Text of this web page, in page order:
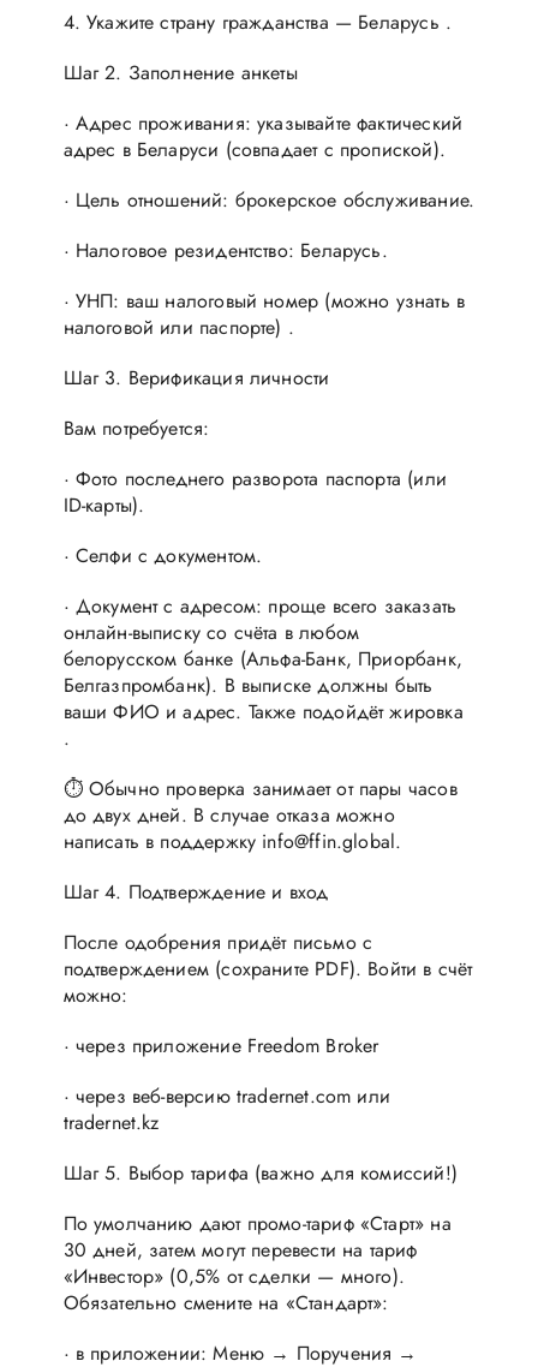
4. Укажите страну гражданства — Беларусь .
Шаг 2. Заполнение анкеты
· Адрес проживания: указывайте фактический
адрес в Беларуси (совпадает с пропиской).
· Цель отношений: брокерское обслуживание.
· Налоговое резидентство: Беларусь.
· УНП: ваш налоговый номер (можно узнать в
налоговой или паспорте) .
Шаг 3. Верификация личности
Вам потребуется:
· Фото последнего разворота паспорта (или
ID-карты).
· Селфи с документом.
· Документ с адресом: проще всего заказать
онлайн-выписку со счёта в любом
белорусском банке (Альфа-Банк, Приорбанк,
Белгазпромбанк). В выписке должны быть
ваши ФИО и адрес. Также подойдёт жировка
.
⏱ Обычно проверка занимает от пары часов
до двух дней. В случае отказа можно
написать в поддержку info@ffin.global.
Шаг 4. Подтверждение и вход
После одобрения придёт письмо с
подтверждением (сохраните PDF). Войти в счёт
можно:
· через приложение Freedom Broker
· через веб-версию tradernet.com или
tradernet.kz
Шаг 5. Выбор тарифа (важно для комиссий!)
По умолчанию дают промо-тариф «Старт» на
30 дней, затем могут перевести на тариф
«Инвестор» (0,5% от сделки — много).
Обязательно смените на «Стандарт»:
· в приложении: Меню → Поручения →